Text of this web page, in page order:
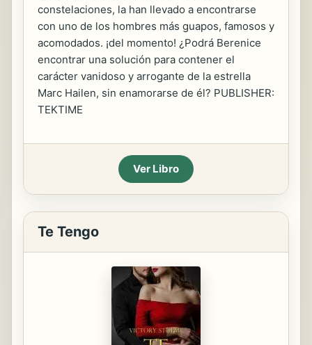
constelaciones, la han llevado a encontrarse
con uno de los hombres más guapos, famosos y
acomodados. ¡del momento! ¿Podrá Berenice
encontrar una solución para contener el
carácter vanidoso y arrogante de la estrella
Marc Hailen, sin enamorarse de él? PUBLISHER:
TEKTIME
Ver Libro
Te Tengo